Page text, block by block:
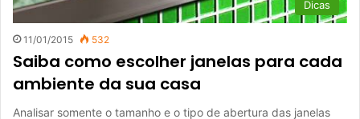
Dicas
11/01/2015 532
Saiba como escolher janelas para cada
ambiente da sua casa
Analisar somente o tamanho e o tipo de abertura das janelas